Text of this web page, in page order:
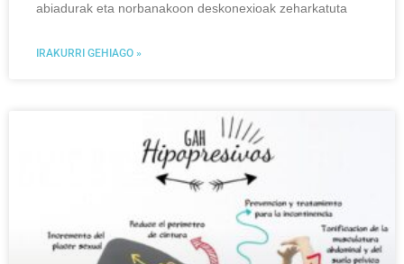
abiadurak eta norbanakoon deskonexioak zeharkatuta
IRAKURRI GEHIAGO »